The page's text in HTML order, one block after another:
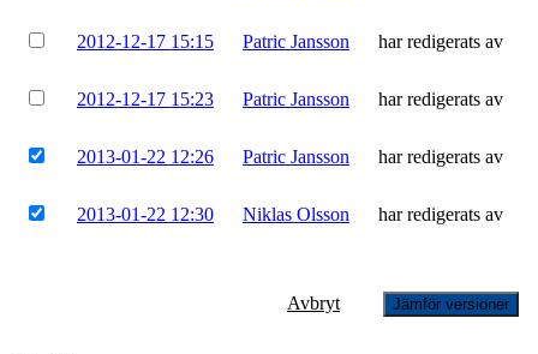
2012-12-17 15:15 Patric Jansson har redigerats av
2012-12-17 15:23 Patric Jansson har redigerats av
2013-01-22 12:26 Patric Jansson har redigerats av
2013-01-22 12:30 Niklas Olsson har redigerats av
Avbryt Jämför versioner